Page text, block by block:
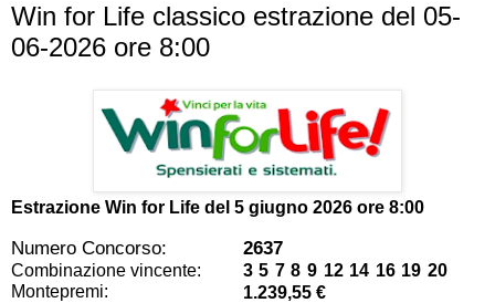
Win for Life classico estrazione del 05-
06-2026 ore 8:00
Estrazione Win for Life del 5 giugno 2026 ore 8:00
Numero Concorso: 2637
Combinazione vincente:
3 5 7 8 9 12 14 16 19 20
Montepremi:
1.239,55 €